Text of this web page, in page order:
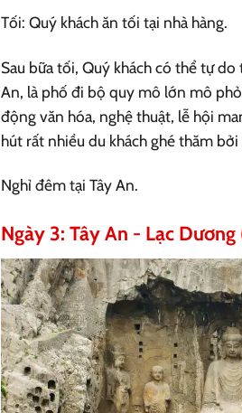
Tối: Quý khách ăn tối tại nhà hàng.
Sau bữa tối, Quý khách có thể tự
An, là phố đi bộ quy mô lớn mô
động văn hóa, nghệ thuật, lễ hội
hút rất nhiều du khách ghé thăm
Nghỉ đêm tại Tây An.
Ngày 3: Tây An - Lạc